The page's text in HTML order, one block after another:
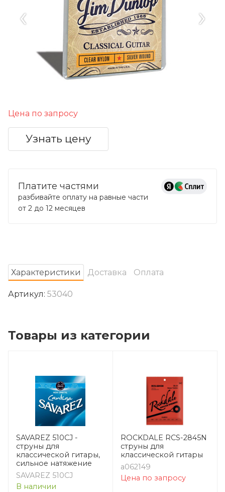
‹ ›
Цена по запросу
Узнать цену
Платите частями
разбивайте оплату на равные части
от 2 до 12 месяцев
Характеристики Доставка Оплата
Артикул: 53040
Товары из категории
SAVAREZ 510CJ -
струны для
классической гитары,
сильное натяжение
SAVAREZ 510CJ
В наличии
ROCKDALE RCS-2845N
струны для
классической гитары
a062149
Цена по запросу